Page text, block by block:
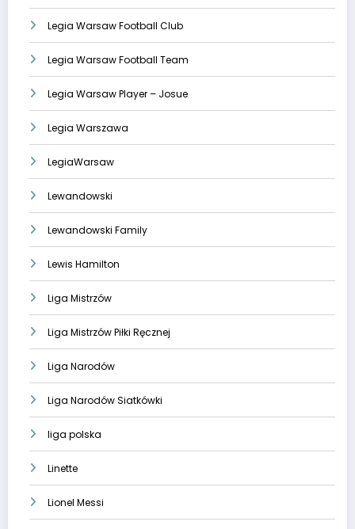
Legia Warsaw Football Club
Legia Warsaw Football Team
Legia Warsaw Player – Josue
Legia Warszawa
LegiaWarsaw
Lewandowski
Lewandowski Family
Lewis Hamilton
Liga Mistrzów
Liga Mistrzów Piłki Ręcznej
Liga Narodów
Liga Narodów Siatkówki
liga polska
Linette
Lionel Messi